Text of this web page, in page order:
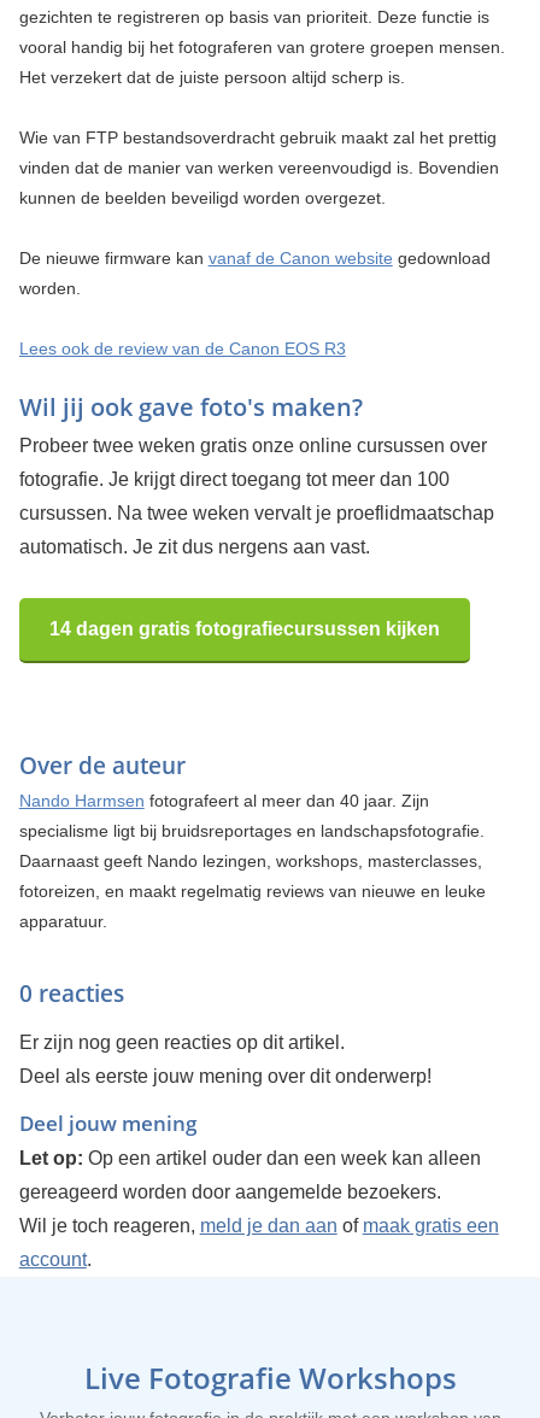
gezichten te registreren op basis van prioriteit. Deze functie is
vooral handig bij het fotograferen van grotere groepen mensen.
Het verzekert dat de juiste persoon altijd scherp is.
Wie van FTP bestandsoverdracht gebruik maakt zal het prettig
vinden dat de manier van werken vereenvoudigd is. Bovendien
kunnen de beelden beveiligd worden overgezet.
De nieuwe firmware kan vanaf de Canon website gedownload
worden.
Lees ook de review van de Canon EOS R3
Wil jij ook gave foto's maken?
Probeer twee weken gratis onze online cursussen over
fotografie. Je krijgt direct toegang tot meer dan 100
cursussen. Na twee weken vervalt je proeflidmaatschap
automatisch. Je zit dus nergens aan vast.
14 dagen gratis fotografiecursussen kijken
Over de auteur
Nando Harmsen fotografeert al meer dan 40 jaar. Zijn
specialisme ligt bij bruidsreportages en landschapsfotografie.
Daarnaast geeft Nando lezingen, workshops, masterclasses,
fotoreizen, en maakt regelmatig reviews van nieuwe en leuke
apparatuur.
0 reacties
Er zijn nog geen reacties op dit artikel.
Deel als eerste jouw mening over dit onderwerp!
Deel jouw mening
Let op: Op een artikel ouder dan een week kan alleen
gereageerd worden door aangemelde bezoekers.
Wil je toch reageren, meld je dan aan of maak gratis een
account.
Live Fotografie Workshops